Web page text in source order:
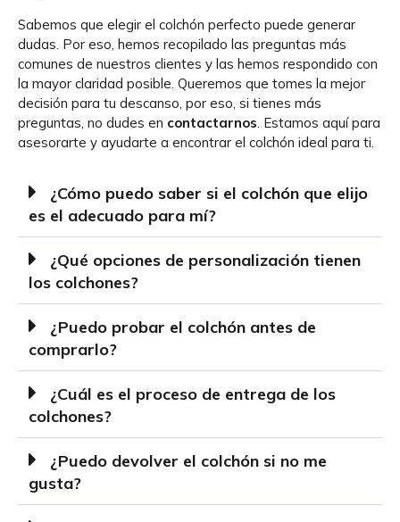
Sabemos que elegir el colchón perfecto puede generar
dudas. Por eso, hemos recopilado las preguntas más
comunes de nuestros clientes y las hemos respondido con
la mayor claridad posible. Queremos que tomes la mejor
decisión para tu descanso, por eso, si tienes más
preguntas, no dudes en contactarnos. Estamos aquí para
asesorarte y ayudarte a encontrar el colchón ideal para ti.
¿Cómo puedo saber si el colchón que elijo
es el adecuado para mí?
¿Qué opciones de personalización tienen
los colchones?
¿Puedo probar el colchón antes de
comprarlo?
¿Cuál es el proceso de entrega de los
colchones?
¿Puedo devolver el colchón si no me
gusta?